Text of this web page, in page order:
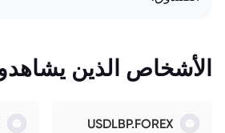
الأشخاص الذين
USDLBP.FOREX